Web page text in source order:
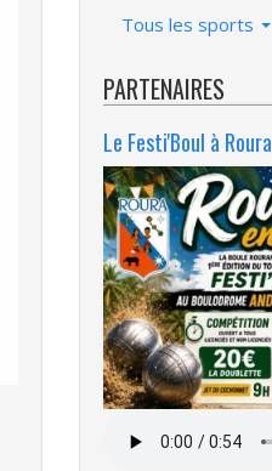
Tous les sports
PARTENAIRES
Le Festi'Boul à Roura
audio